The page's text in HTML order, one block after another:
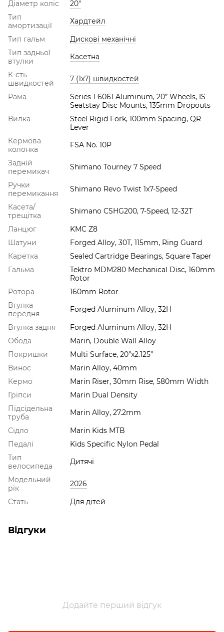
Діаметр коліс
20"
Тип
амортизації
Хардтейл
Тип гальм
Дискові механічні
Тип задньої
втулки
Касетна
К-сть
швидкостей
7 (1х7) швидкостей
Рама
Series 1 6061 Aluminum, 20” Wheels, IS
Seatstay Disc Mounts, 135mm Dropouts
Вилка
Steel Rigid Fork, 100mm Spacing, QR
Lever
Кермова
колонка
FSA No. 10P
Задній
перемикач
Shimano Tourney 7 Speed
Ручки
перемикання
Shimano Revo Twist 1x7-Speed
Касета/
трещітка
Shimano CSHG200, 7-Speed, 12-32T
Ланцюг
KMC Z8
Шатуни
Forged Alloy, 30T, 115mm, Ring Guard
Каретка
Sealed Cartridge Bearings, Square Taper
Гальма
Tektro MDM280 Mechanical Disc, 160mm
Rotor
Ротора
160mm Rotor
Втулка
передня
Forged Aluminum Alloy, 32H
Втулка задня
Forged Aluminum Alloy, 32H
Обода
Marin, Double Wall Alloy
Покришки
Multi Surface, 20”x2.125”
Винос
Marin Alloy, 40mm
Кермо
Marin Riser, 30mm Rise, 580mm Width
Гріпси
Marin Dual Density
Підсідельна
труба
Marin Alloy, 27.2mm
Сідло
Marin Kids MTB
Педалі
Kids Specific Nylon Pedal
Тип
велосипеда
Дитячі
Модельний
рік
2026
Стать
Для дітей
Відгуки
Додайте перший відгук